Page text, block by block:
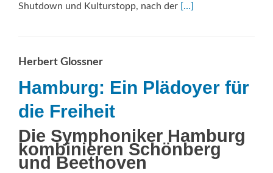
Shutdown und Kulturstopp, nach der Read
[…]
Herbert Glossner
Hamburg: Ein Plädoyer für
die Freiheit
Die Symphoniker Hamburg
kombinieren Schönberg
und Beethoven